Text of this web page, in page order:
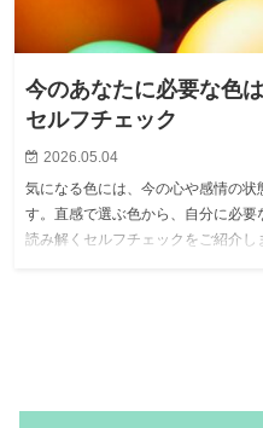
今のあなたに必要な色
セルフチェック
2026.05.04
気になる色には、今の心や感情の
す。直感で選ぶ色から、自分に必要
読み解くセルフチェックをご紹介し